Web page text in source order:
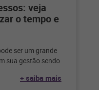
veja
o tempo e
ser um grande
sua gestão sendo
+ saiba mais